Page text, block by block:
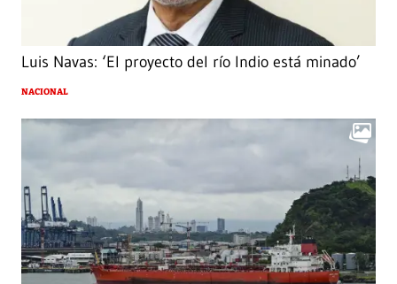
Luis Navas: ‘El proyecto del río Indio está minado’
NACIONAL